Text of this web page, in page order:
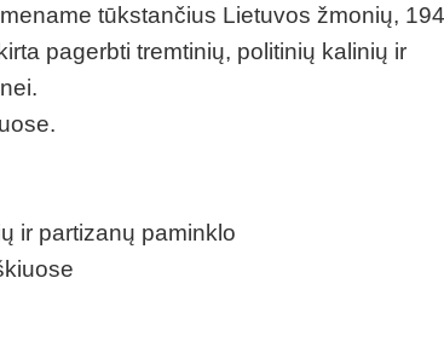
tūkstančius Lietuvos žmonių,
pagerbti tremtinių, politinių kalinių ir
ir partizanų paminklo